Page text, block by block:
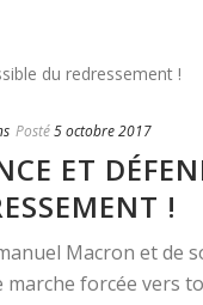
Posté5 octobre 2017
ET
!
Macron et de
marche forcée vers